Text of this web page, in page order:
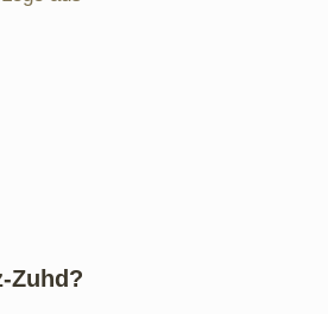
Zuhd?